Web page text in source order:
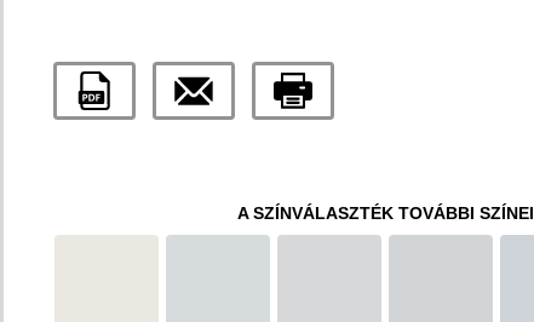
A SZÍNVÁLASZTÉK TOVÁBBI SZÍNEI